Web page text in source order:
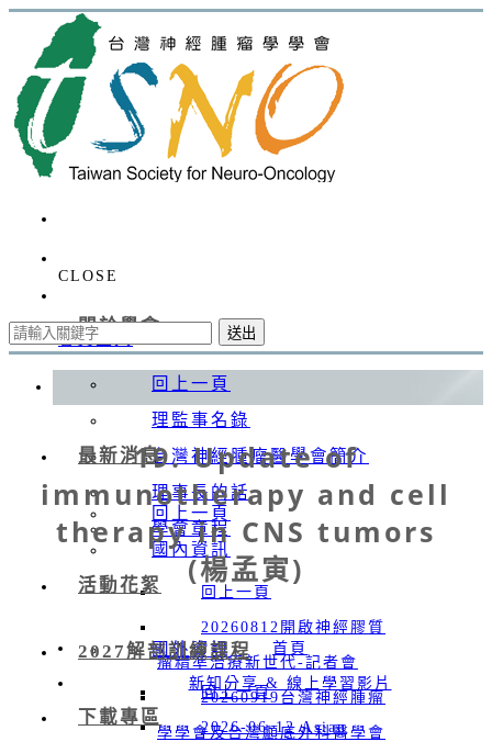
會員登入
CLOSE
關於學會
回上一頁
理監事名錄
台灣神經腫瘤醫學會簡介
理事長的話
學會章程
最新消息
回上一頁
國內資訊
回上一頁
20260812開啟神經膠質
瘤精準治療新世代-記者會
20260919台灣神經腫瘤
學學會及台灣顱底外科醫學會
國外資訊
回上一頁
2026-06-12 Asian
活動花絮
2027解剖訓練課程
下載專區
送出
19. Update of
immunotherapy and cell
therapy in CNS tumors
(楊孟寅)
首頁
新知分享 & 線上學習影片